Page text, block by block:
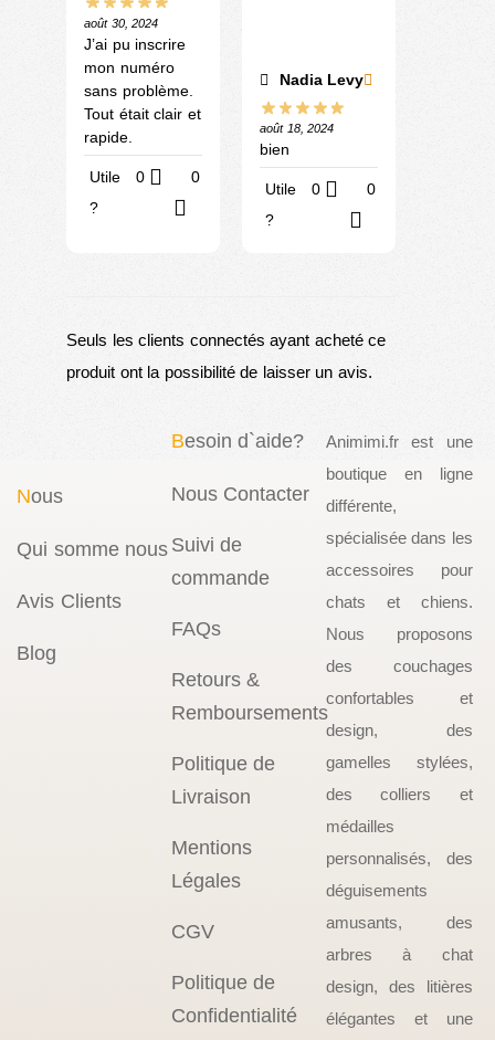
août 30, 2024
J’ai pu inscrire
mon numéro
sans problème.
Tout était clair et
rapide.
Utile
?
0 0
Nadia Levy
août 18, 2024
bien
Utile
?
0 0
Seuls les clients connectés ayant acheté ce
produit ont la possibilité de laisser un avis.
Nous
Qui somme nous
Avis Clients
Blog
Besoin d`aide?
Nous Contacter
Suivi de
commande
FAQs
Retours &
Remboursements
Politique de
Livraison
Mentions
Légales
CGV
Politique de
Confidentialité
Animimi.fr est une
boutique en ligne
différente,
spécialisée dans les
accessoires pour
chats et chiens.
Nous proposons
des couchages
confortables et
design, des
gamelles stylées,
des colliers et
médailles
personnalisés, des
déguisements
amusants, des
arbres à chat
design, des litières
élégantes et une